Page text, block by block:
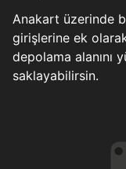
Anakart üzerinde
girişlerine ek
depolama alanını
saklayabilirsin.